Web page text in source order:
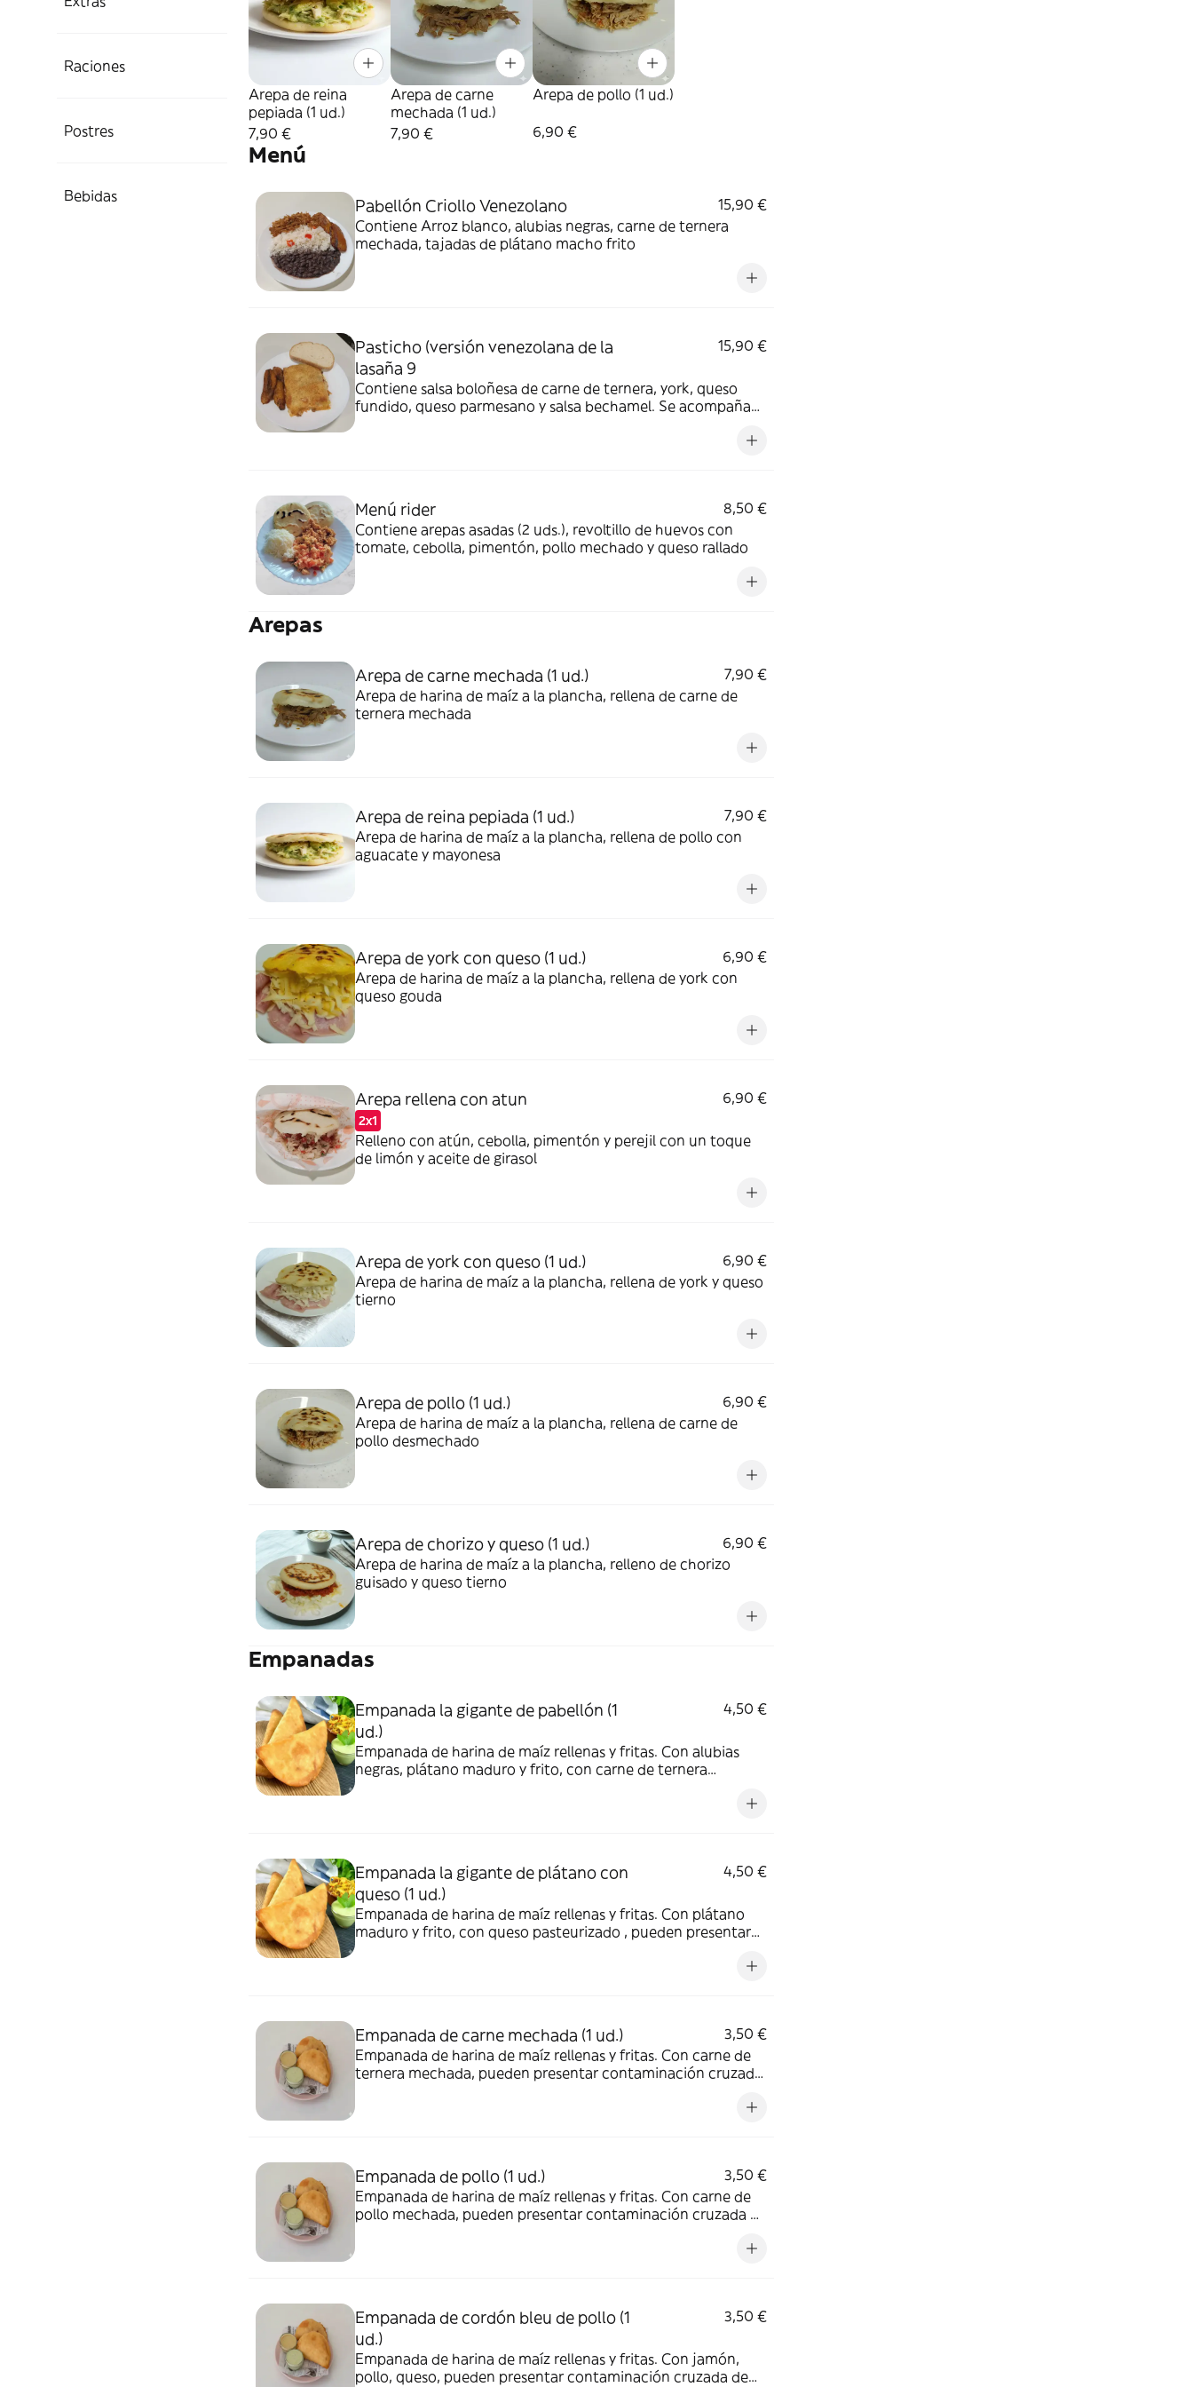
Raciones
Postres
Bebidas
Arepa de reina
pepiada (1 ud.)
7,90 €
Arepa de carne
mechada (1 ud.)
7,90 €
Arepa de pollo (1 ud.)
6,90 €
Menú
Pabellón Criollo Venezolano
15,90 €
Contiene Arroz blanco, alubias negras, carne de ternera
mechada, tajadas de plátano macho frito
Pasticho (versión venezolana de la
lasaña 9
15,90 €
Contiene salsa boloñesa de carne de ternera, york, queso
fundido, queso parmesano y salsa bechamel. Se acompaña
Menú rider
8,50 €
Contiene arepas asadas (2 uds.), revoltillo de huevos con
tomate, cebolla, pimentón, pollo mechado y queso rallado
Arepas
Arepa de carne mechada (1 ud.)
7,90 €
Arepa de harina de maíz a la plancha, rellena de carne de
ternera mechada
Arepa de reina pepiada (1 ud.)
7,90 €
Arepa de harina de maíz a la plancha, rellena de pollo con
aguacate y mayonesa
Arepa de york con queso (1 ud.)
6,90 €
Arepa de harina de maíz a la plancha, rellena de york con
queso gouda
Arepa rellena con atun
2x1
6,90 €
Relleno con atún, cebolla, pimentón y perejil con un toque
de limón y aceite de girasol
Arepa de york con queso (1 ud.)
6,90 €
Arepa de harina de maíz a la plancha, rellena de york y queso
tierno
Arepa de pollo (1 ud.)
6,90 €
Arepa de harina de maíz a la plancha, rellena de carne de
pollo desmechado
Arepa de chorizo y queso (1 ud.)
6,90 €
Arepa de harina de maíz a la plancha, relleno de chorizo
guisado y queso tierno
Empanadas
Empanada la gigante de pabellón (1
ud.)
4,50 €
Empanada de harina de maíz rellenas y fritas. Con alubias
negras, plátano maduro y frito, con carne de ternera
Empanada la gigante de plátano con
queso (1 ud.)
4,50 €
Empanada de harina de maíz rellenas y fritas. Con plátano
maduro y frito, con queso pasteurizado , pueden presentar
Empanada de carne mechada (1 ud.)
3,50 €
Empanada de harina de maíz rellenas y fritas. Con carne de
ternera mechada, pueden presentar contaminación cruzada
Empanada de pollo (1 ud.)
3,50 €
Empanada de harina de maíz rellenas y fritas. Con carne de
pollo mechada, pueden presentar contaminación cruzada de
Empanada de cordón bleu de pollo (1
ud.)
3,50 €
Empanada de harina de maíz rellenas y fritas. Con jamón,
pollo, queso, pueden presentar contaminación cruzada de